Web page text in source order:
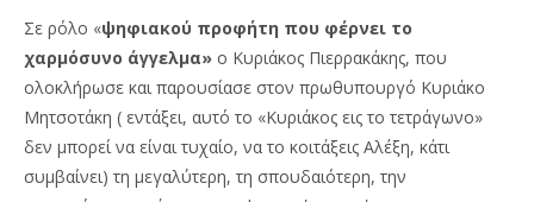
Σε ρόλο «ψηφιακού προφήτη που φέρνει το
χαρμόσυνο άγγελμα» ο Κυριάκος Πιερρακάκης, που
ολοκλήρωσε και παρουσίασε στον πρωθυπουργό Κυριάκο
Μητσοτάκη ( εντάξει, αυτό το «Κυριάκος εις το τετράγωνο»
δεν μπορεί να είναι τυχαίο, να το κοιτάξεις Αλέξη, κάτι
συμβαίνει) τη μεγαλύτερη, τη σπουδαιότερη, την